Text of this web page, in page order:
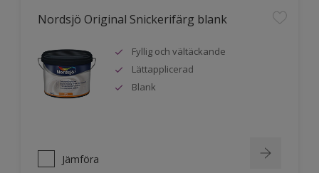
Nordsjö Original Snickerifärg blank
Fyllig och vältäckande
Lättapplicerad
Blank
Jämföra